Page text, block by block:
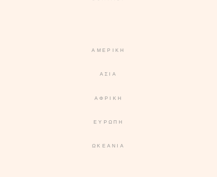
ΑΜΕΡΙΚΉ
ΑΣΊΑ
ΑΦΡΙΚΉ
ΕΥΡΏΠΗ
ΩΚΕΑΝΊΑ